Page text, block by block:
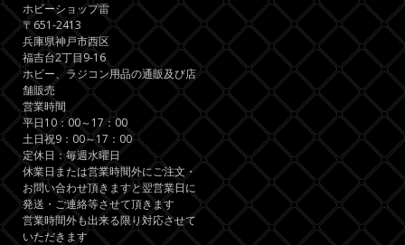
ホビーショップ雷
〒651-2413
兵庫県神戸市西区
福吉台2丁目9-16
ホビー、ラジコン用品の通販及び店
舗販売
営業時間
平日10：00～17：00
土日祝9：00～17：00
定休日：毎週水曜日
休業日または営業時間外にご注文・
お問い合わせ頂きますと翌営業日に
発送・ご連絡等させて頂きます
営業時間外も出来る限り対応させて
いただきます